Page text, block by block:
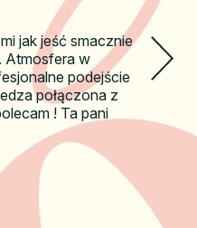
serca, po
Urszula pomogła
oraz w innych
i już po
diety czuję...